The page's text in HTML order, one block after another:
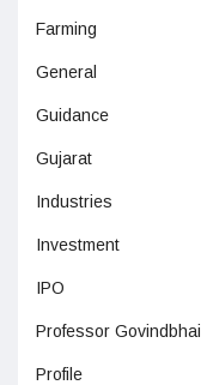
Farming
General
Guidance
Gujarat
Industries
Investment
IPO
Professor Govindbhai
Profile